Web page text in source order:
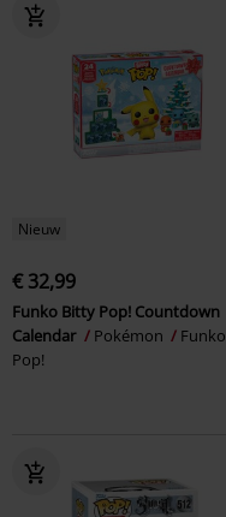
Nieuw
€ 32,99
Funko Bitty Pop! Countdown
Calendar
Pokémon
Funko
Pop!